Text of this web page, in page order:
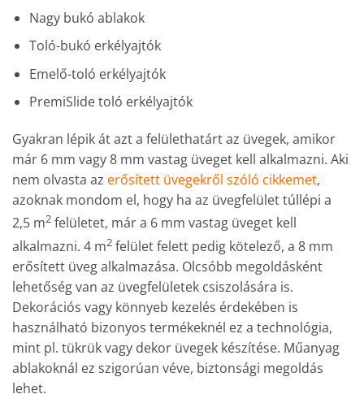
Nagy bukó ablakok
Toló-bukó erkélyajtók
Emelő-toló erkélyajtók
PremiSlide toló erkélyajtók
Gyakran lépik át azt a felülethatárt az üvegek, amikor
már 6 mm vagy 8 mm vastag üveget kell alkalmazni. Aki
nem olvasta az erősített üvegekről szóló cikkemet,
azoknak mondom el, hogy ha az üvegfelület túllépi a
2,5 m2 felületet, már a 6 mm vastag üveget kell
alkalmazni. 4 m2 felület felett pedig kötelező, a 8 mm
erősített üveg alkalmazása. Olcsóbb megoldásként
lehetőség van az üvegfelületek csiszolására is.
Dekorációs vagy könnyeb kezelés érdekében is
használható bizonyos termékeknél ez a technológia,
mint pl. tükrük vagy dekor üvegek készítése. Műanyag
ablakoknál ez szigorúan véve, biztonsági megoldás
lehet.